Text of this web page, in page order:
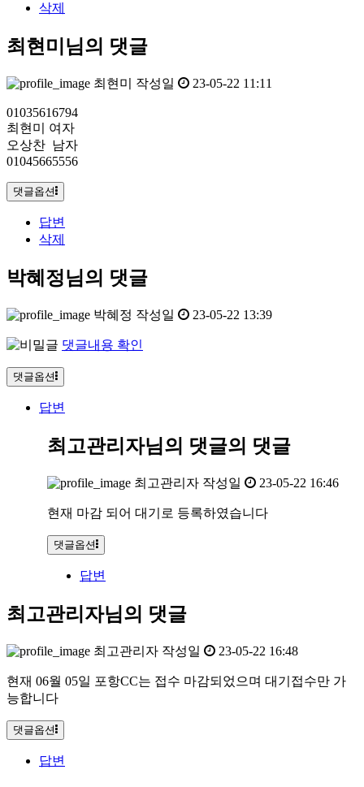
삭제
최현미님의 댓글
최현미 작성일 23-05-22 11:11
01035616794
최현미 여자
오상찬 남자
01045665556
댓글옵션
답변
삭제
박혜정님의 댓글
박혜정 작성일 23-05-22 13:39
댓글내용 확인
댓글옵션
답변
최고관리자님의 댓글의 댓글
최고관리자 작성일 23-05-22 16:46
현재 마감 되어 대기로 등록하였습니다
댓글옵션
답변
최고관리자님의 댓글
최고관리자 작성일 23-05-22 16:48
현재 06월 05일 포항CC는 접수 마감되었으며 대기접수만 가
능합니다
댓글옵션
답변